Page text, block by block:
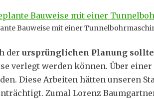
Bauweise mit einer
der ursprünglichen Planung
verlegt werden können. Über
Diese Arbeiten hätten unseren
Zumal Lorenz